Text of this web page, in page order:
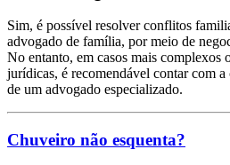
Sim, é possível resolver conflitos
advogado de família, por meio de
No entanto, em casos mais complexos
jurídicas, é recomendável contar com a
de um advogado especializado.
Chuveiro não esquenta?